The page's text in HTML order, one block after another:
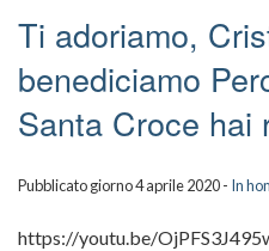
Ti adoriamo,
benediciamo
Santa Croce hai
Pubblicato giorno 4 aprile 2020 - In
https://youtu.be/